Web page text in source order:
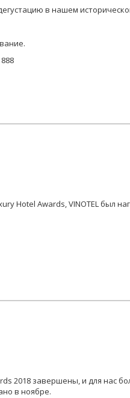
в нашем
Hotel Awards, VINOTEL был
2018 завершены, и для нас
в ноябре.